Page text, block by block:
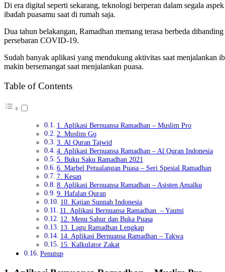
Di era digital seperti sekarang, teknologi berperan dalam segala
ibadah puasamu saat di rumah saja.
Dua tahun belakangan, Ramadhan memang terasa berbeda
persebaran COVID-19.
Sudah banyak aplikasi yang mendukung aktivitas saat menjalankan
makin bersemangat saat menjalankan puasa.
Table of Contents
1. Aplikasi Bernuansa Ramadhan – Muslim Pro
2. Muslim Go
3. Al Quran Tajwid
4. Aplikasi Bernuansa Ramadhan – Al Quran Indonesia
5. Buku Saku Ramadhan 2021
6. Marbel Petualangan Puasa – Seri Spesial Ramadhan
7. Kesan
8. Aplikasi Bernuansa Ramadhan – Asisten Amalku
9. Hafalan Quran
10. Kajian Sunnah Indonesia
11. Aplikasi Bernuansa Ramadhan – Yaumi
12. Menu Sahur dan Buka Puasa
13. Lagu Ramadhan Lengkap
14. Aplikasi Bernuansa Ramadhan – Takwa
15. Kalkulator Zakat
Penutup